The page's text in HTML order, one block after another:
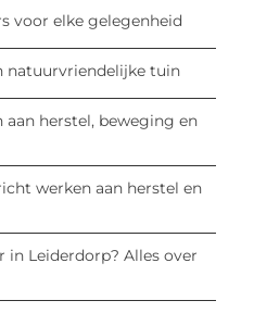
voor elke gelegenheid
natuurvriendelijke tuin
aan herstel, beweging en
werken aan herstel en
in Leiderdorp? Alles over